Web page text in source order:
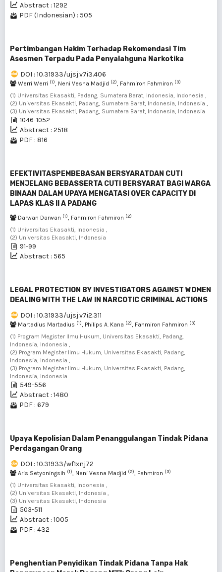
Abstract : 1292
PDF (Indonesian) : 505
Pertimbangan Hakim Terhadap Rekomendasi Tim
Asesmen Terpadu Pada Penyalahguna Narkotika
DOI : 10.31933/ujsj.v7i3.406
Werri Werri (1), Neni Vesna Madjid (2), Fahmiron Fahmiron (3)
(1) Universitas Ekasakti, Padang, Sumatera Barat, Indonesia, Indonesia ,
(2) Universitas Ekasakti, Padang, Sumatera Barat, Indonesia, Indonesia ,
(3) Universitas Ekasakti, Padang, Sumatera Barat, Indonesia, Indonesia
1046-1052
Abstract : 2518
PDF : 816
EFEKTIVITASPEMBEBASAN BERSYARATDAN CUTI
MENJELANG BEBASSERTA CUTI BERSYARAT BAGI WARGA
BINAAN DALAM UPAYA MENGATASI OVER CAPACITY DI
LAPAS KLAS II A PADANG
Darwan Darwan (1), Fahmiron Fahmiron (2)
(1) Universitas Ekasakti, Indonesia ,
(2) Universitas Ekasakti, Indonesia
91-99
Abstract : 565
LEGAL PROTECTION BY INVESTIGATORS AGAINST WOMEN
DEALING WITH THE LAW IN NARCOTIC CRIMINAL ACTIONS
DOI : 10.31933/ujsj.v7i2.311
Martadius Martadius (1), Philips A. Kana (2), Fahmiron Fahmiron (3)
(1) Program Megister Ilmu Hukum, Universitas Ekasakti, Padang,
Indonesia, Indonesia ,
(2) Program Megister Ilmu Hukum, Universitas Ekasakti, Padang,
Indonesia, Indonesia ,
(3) Program Megister Ilmu Hukum, Universitas Ekasakti, Padang,
Indonesia, Indonesia
549-556
Abstract : 1480
PDF : 679
Upaya Kepolisian Dalam Penanggulangan Tindak Pidana
Perdagangan Orang
DOI : 10.31933/wf1xnj72
Aris Setyoningsih (1), Neni Vesna Madjid (2), Fahmiron (3)
(1) Universitas Ekasakti, Indonesia ,
(2) Universitas Ekasakti, Indonesia ,
(3) Universitas Ekasakti, Indonesia
503-511
Abstract : 1005
PDF : 432
Penghentian Penyidikan Tindak Pidana Tanpa Hak